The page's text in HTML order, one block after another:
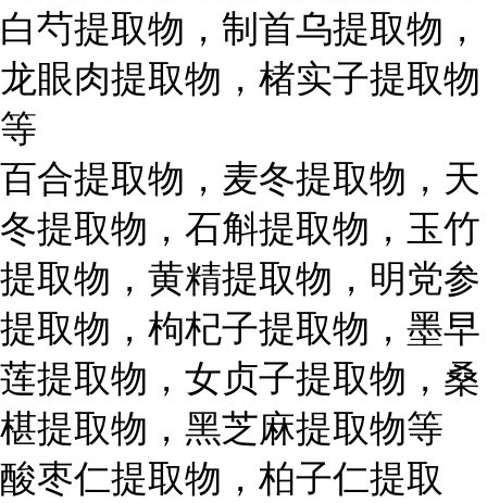
白芍提取物，制首乌提取物，
龙眼肉提取物，楮实子提取物
等
百合提取物，麦冬提取物，天
冬提取物，石斛提取物，玉竹
提取物，黄精提取物，明党参
提取物，枸杞子提取物，墨早
莲提取物，女贞子提取物，桑
椹提取物，黑芝麻提取物等
酸枣仁提取物，柏子仁提取